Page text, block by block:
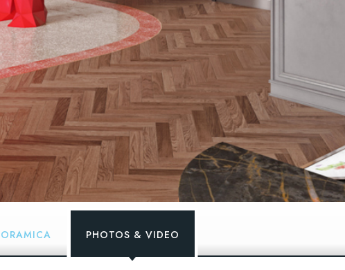
PHOTOS & VIDEO